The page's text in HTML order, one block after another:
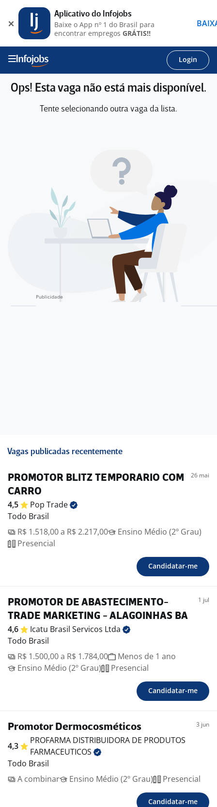
Login
Ops! Esta vaga não está mais disponível.
Tente selecionando outra vaga da lista.
Vagas publicadas recentemente
PROMOTOR BLITZ TEMPORARIO COM
CARRO
26 mai
4,5 Pop Trade
Todo Brasil
R$ 1.518,00 a R$ 2.217,00
Ensino Médio (2º Grau)
Presencial
Candidatar-me
PROMOTOR DE ABASTECIMENTO-
TRADE MARKETING - ALAGOINHAS BA
1 jul
4,6 Icatu Brasil Servicos Ltda
Todo Brasil
R$ 1.500,00 a R$ 1.784,00
Menos de 1 ano
Ensino Médio (2º Grau)
Presencial
Candidatar-me
Promotor Dermocosméticos 3 jun
4,3
PROFARMA DISTRIBUIDORA DE PRODUTOS
FARMACEUTICOS
Todo Brasil
A combinar
Ensino Médio (2º Grau) Presencial
Candidatar-me
Aplicativo do Infojobs
Baixe o App nº 1 do Brasil para
encontrar empregos GRÁTIS!!